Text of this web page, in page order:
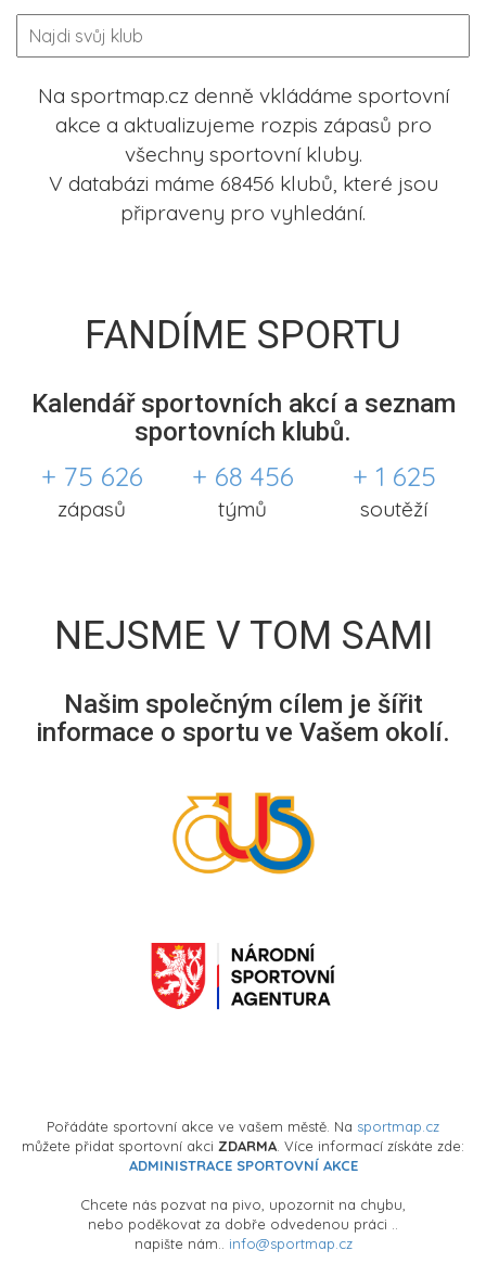
Na sportmap.cz denně vkládáme sportovní
akce a aktualizujeme rozpis zápasů pro
všechny sportovní kluby.
V databázi máme 68456 klubů, které jsou
připraveny pro vyhledání.
FANDÍME SPORTU
Kalendář sportovních akcí a seznam
sportovních klubů.
+ 75 626
zápasů
+ 68 456
týmů
+ 1 625
soutěží
NEJSME V TOM SAMI
Našim společným cílem je šířit
informace o sportu ve Vašem okolí.
Pořádáte sportovní akce ve vašem městě. Na sportmap.cz
můžete přidat sportovní akci ZDARMA . Více informací získáte zde:
ADMINISTRACE SPORTOVNÍ AKCE
Chcete nás pozvat na pivo, upozornit na chybu,
nebo poděkovat za dobře odvedenou práci ..
napište nám.. info@sportmap.cz